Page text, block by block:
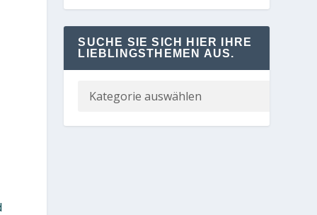
SUCHE SIE SICH HIER IHRE
LIEBLINGSTHEMEN AUS.